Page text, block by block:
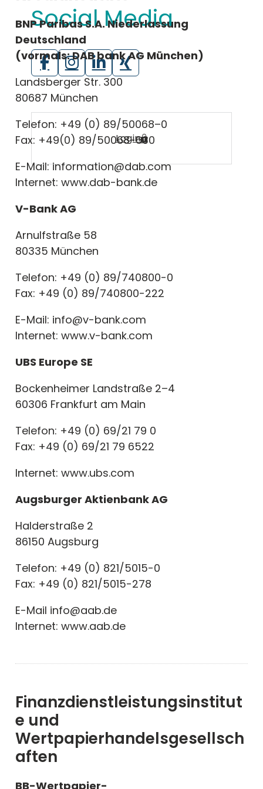
Social Media
Login
BNP Paribas S.A. Niederlassung
Deutschland
(vormals: DAB bank AG München)
Landsberger Str. 300
80687 München
Telefon: +49 (0) 89/50068–0
Fax: +49(0) 89/50068-630
E-Mail: information@dab.com
Internet: www.dab-bank.de
V-Bank AG
Arnulfstraße 58
80335 München
Telefon: +49 (0) 89/740800-0
Fax: +49 (0) 89/740800-222
E-Mail: info@v-bank.com
Internet: www.v-bank.com
UBS Europe SE
Bockenheimer Landstraße 2–4
60306 Frankfurt am Main
Telefon: +49 (0) 69/21 79 0
Fax: +49 (0) 69/21 79 6522
Internet: www.ubs.com
Augsburger Aktienbank AG
Halderstraße 2
86150 Augsburg
Telefon: +49 (0) 821/5015-0
Fax: +49 (0) 821/5015-278
E-Mail info@aab.de
Internet: www.aab.de
Finanzdienstleistungsinstitut
e und
Wertpapierhandelsgesellsch
aften
BB-Wertpapier-